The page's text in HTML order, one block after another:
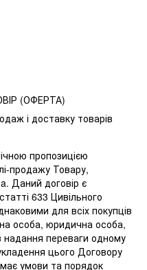
(ОФЕРТА)
і доставку товарів
пропозицією
продажу Товару,
Даний договір є
633 Цивільного
для всіх покупців
особа, юридична особа,
надання переваги одному
цього Договору
умови та порядок